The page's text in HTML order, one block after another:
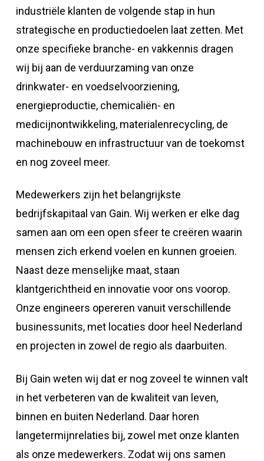
industriële klanten de volgende stap in hun
strategische en productiedoelen laat zetten. Met
onze specifieke branche- en vakkennis dragen
wij bij aan de verduurzaming van onze
drinkwater- en voedselvoorziening,
energieproductie, chemicaliën- en
medicijnontwikkeling, materialenrecycling, de
machinebouw en infrastructuur van de toekomst
en nog zoveel meer.
Medewerkers zijn het belangrijkste
bedrijfskapitaal van Gain. Wij werken er elke dag
samen aan om een open sfeer te creëren waarin
mensen zich erkend voelen en kunnen groeien.
Naast deze menselijke maat, staan
klantgerichtheid en innovatie voor ons voorop.
Onze engineers opereren vanuit verschillende
businessunits, met locaties door heel Nederland
en projecten in zowel de regio als daarbuiten.
Bij Gain weten wij dat er nog zoveel te winnen valt
in het verbeteren van de kwaliteit van leven,
binnen en buiten Nederland. Daar horen
langetermijnrelaties bij, zowel met onze klanten
als onze medewerkers. Zodat wij ons samen